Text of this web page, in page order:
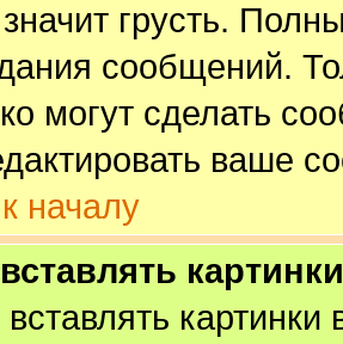
грусть.
сообщений.
могут сделать
ваше
началу